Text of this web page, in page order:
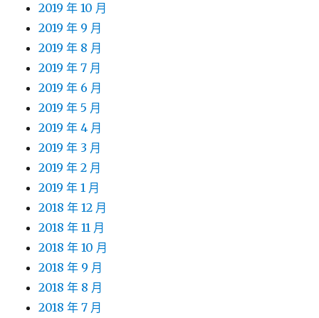
2019 年 10 月
2019 年 9 月
2019 年 8 月
2019 年 7 月
2019 年 6 月
2019 年 5 月
2019 年 4 月
2019 年 3 月
2019 年 2 月
2019 年 1 月
2018 年 12 月
2018 年 11 月
2018 年 10 月
2018 年 9 月
2018 年 8 月
2018 年 7 月